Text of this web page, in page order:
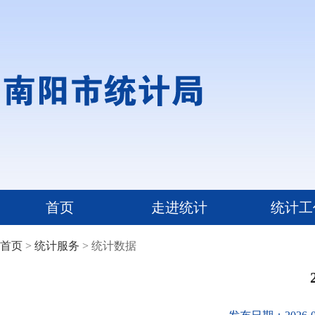
首页 走进统计 统计
首页 > 统计服务 > 统计数据